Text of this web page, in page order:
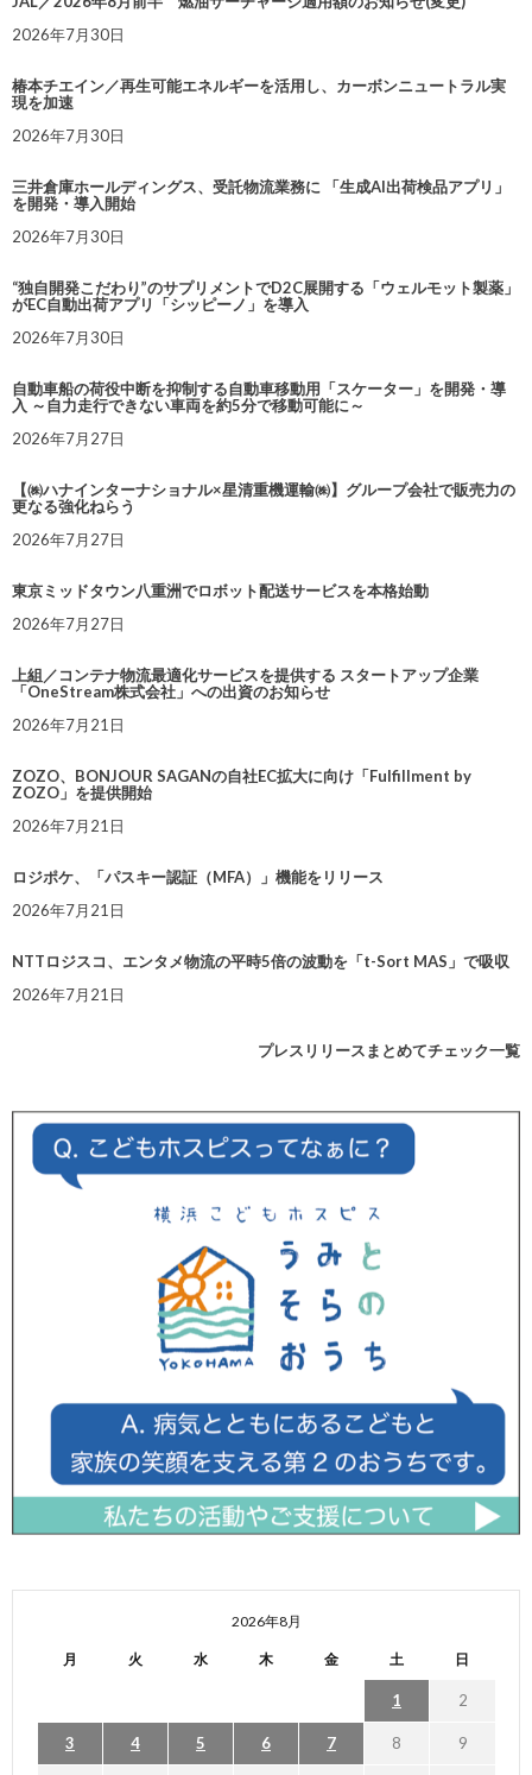
2026年7月30日
椿本チエイン／再生可能エネルギーを活用し、カーボンニュートラル実
現を加速
2026年7月30日
三井倉庫ホールディングス、受託物流業務に 「生成AI出荷検品アプリ」
を開発・導入開始
2026年7月30日
“独自開発こだわり”のサプリメントでD2C展開する「ウェルモット製薬」
がEC自動出荷アプリ「シッピーノ」を導入
2026年7月30日
自動車船の荷役中断を抑制する自動車移動用「スケーター」を開発・導
入 ～自力走行できない車両を約5分で移動可能に～
2026年7月27日
【㈱ハナインターナショナル×星清重機運輸㈱】グループ会社で販売力の
更なる強化ねらう
2026年7月27日
東京ミッドタウン八重洲でロボット配送サービスを本格始動
2026年7月27日
上組／コンテナ物流最適化サービスを提供する スタートアップ企業
「OneStream株式会社」への出資のお知らせ
2026年7月21日
ZOZO、BONJOUR SAGANの自社EC拡大に向け「Fulfillment by
ZOZO」を提供開始
2026年7月21日
ロジポケ、「パスキー認証（MFA）」機能をリリース
2026年7月21日
NTTロジスコ、エンタメ物流の平時5倍の波動を「t-Sort MAS」で吸収
2026年7月21日
プレスリリースまとめてチェック一覧
2026年8月
月 火 水 木 金 土 日
1 2
3 4 5 6 7 8 9